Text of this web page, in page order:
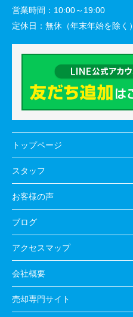
営業時間： 10:00～19:00
定休日： 無休（年末年始を除く）
トップページ
スタッフ
お客様の声
ブログ
アクセスマップ
会社概要
売却専門サイト